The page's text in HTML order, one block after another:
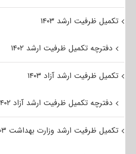
تکمیل ظرفیت ارشد ۱۴۰۳
دفترچه تکمیل ظرفیت ارشد ۱۴۰۲
تکمیل ظرفیت ارشد آزاد ۱۴۰۳
دفترچه تکمیل ظرفیت ارشد آزاد ۱۴۰۲
تکمیل ظرفیت ارشد وزارت بهداشت ۱۴۰۳